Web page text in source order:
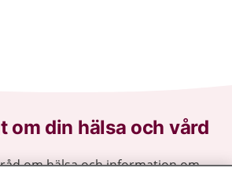
om din hälsa och vård
om hälsa och information om